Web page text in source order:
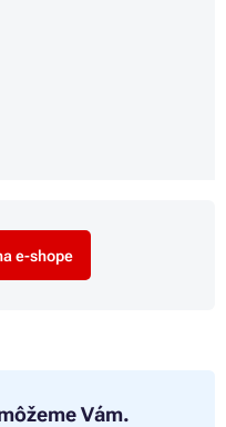
e-shope
Vám.